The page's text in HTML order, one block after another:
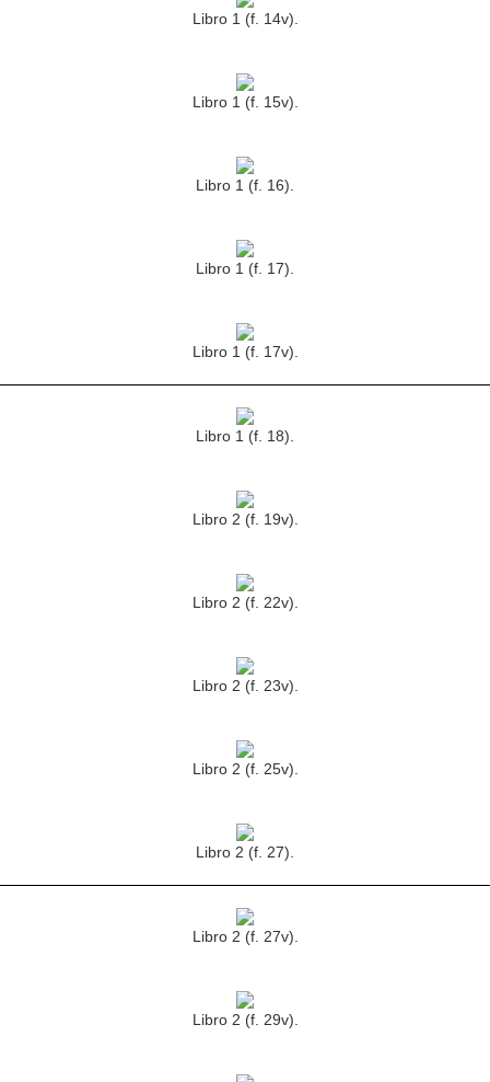
Libro 1 (f. 14v).
Libro 1 (f. 15v).
Libro 1 (f. 16).
Libro 1 (f. 17).
Libro 1 (f. 17v).
Libro 1 (f. 18).
Libro 2 (f. 19v).
Libro 2 (f. 22v).
Libro 2 (f. 23v).
Libro 2 (f. 25v).
Libro 2 (f. 27).
Libro 2 (f. 27v).
Libro 2 (f. 29v).